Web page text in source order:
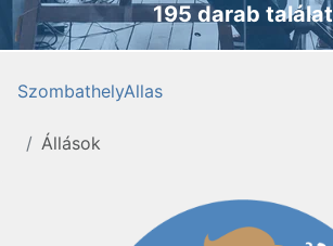
195 darab találat
SzombathelyAllas
Állások